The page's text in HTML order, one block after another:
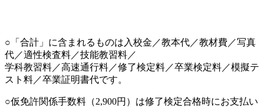
○「合計」に含まれるものは入校金／教本代／教材費／写真
代／適性検査料／技能教習料／
学科教習料／高速通行料／修了検定料／卒業検定料／模擬テ
スト料／卒業証明書代です。
○仮免許関係手数料（2,900円）は修了検定合格時にお支払い